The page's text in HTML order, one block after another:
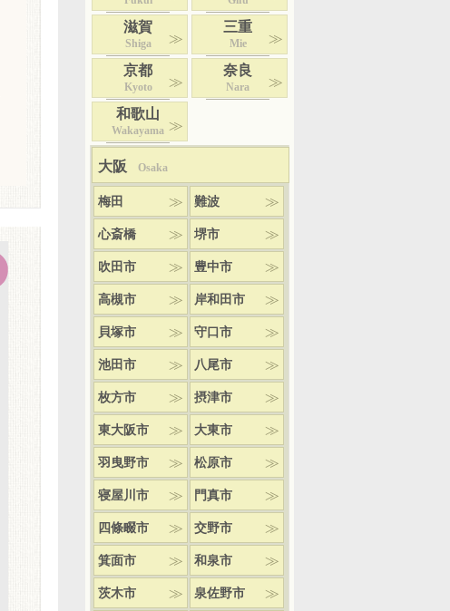
滋賀
Shiga
三重
Mie
京都
Kyoto
奈良
Nara
和歌山
Wakayama
大阪 Osaka
梅田 難波
心斎橋 堺市
吹田市 豊中市
高槻市 岸和田市
貝塚市 守口市
池田市 八尾市
枚方市 摂津市
東大阪市 大東市
羽曳野市 松原市
寝屋川市 門真市
四條畷市 交野市
箕面市 和泉市
茨木市 泉佐野市